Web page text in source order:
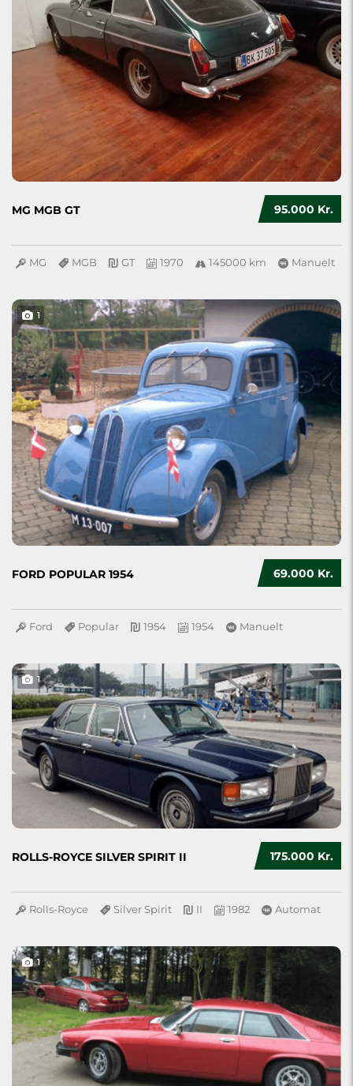
95.000 Kr.
MG MGB GT
MG MGB GT 1970 145000 km Manuelt
1
69.000 Kr.
FORD POPULAR 1954
Ford Popular 1954 1954 Manuelt
1
175.000 Kr.
ROLLS-ROYCE SILVER SPIRIT II
Rolls-Royce Silver Spirit II 1982 Automat
1